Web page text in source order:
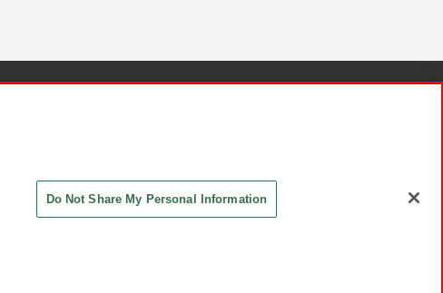
Do Not Share My Personal Information